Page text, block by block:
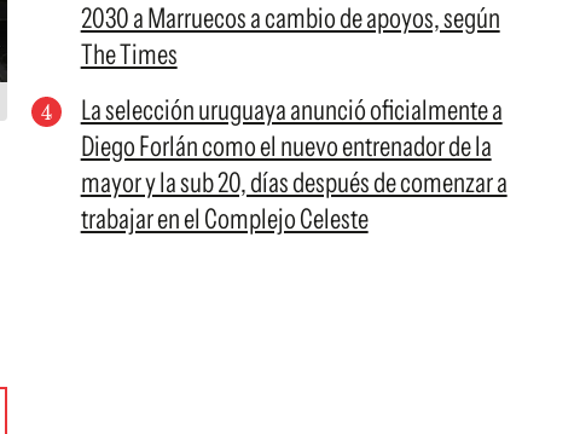
2030 a Marruecos a cambio de apoyos, según
The Times
La selección uruguaya anunció oficialmente a
Diego Forlán como el nuevo entrenador de la
mayor y la sub 20, días después de comenzar a
trabajar en el Complejo Celeste